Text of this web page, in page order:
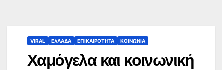
VIRAL ΕΛΛΑΔΑ ΕΠΙΚΑΙΡΟΤΗΤΑ ΚΟΙΝΩΝΙΑ
Χαμόγελα και κοινωνική